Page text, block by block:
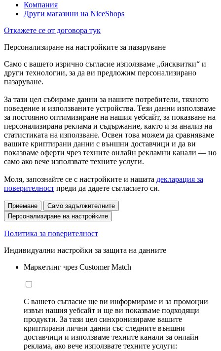
Компания
Други магазини на NiceShops
Откажете се от договора тук
Персонализиране на настройките за пазаруване
Само с вашето изрично съгласие използваме „бисквитки“ и
други технологии, за да ви предложим персонализирано
пазаруване.
За тази цел събираме данни за нашите потребители, тяхното
поведение и използваните устройства. Тези данни използваме
за постоянно оптимизиране на нашия уебсайт, за показване на
персонализирана реклама и съдържание, както и за анализ на
статистиката на използване. Освен това можем да сравняваме
вашите криптирани данни с външни доставчици и да ви
показваме оферти чрез техните онлайн рекламни канали — но
само ако вече използвате техните услуги.
Моля, запознайте се с настройките и нашата декларация за
поверителност преди да дадете съгласието си.
Приемане
Само задължителните
Персонализиране на настройките
Политика за поверителност
Индивидуални настройки за защита на данните
Маркетинг чрез Customer Match
С вашето съгласие ще ви информираме и за промоции
извън нашия уебсайт и ще ви показваме подходящи
продукти. За тази цел синхронизираме вашите
криптирани лични данни със следните външни
доставчици и използваме техните канали за онлайн
реклама, ако вече използвате техните услуги: